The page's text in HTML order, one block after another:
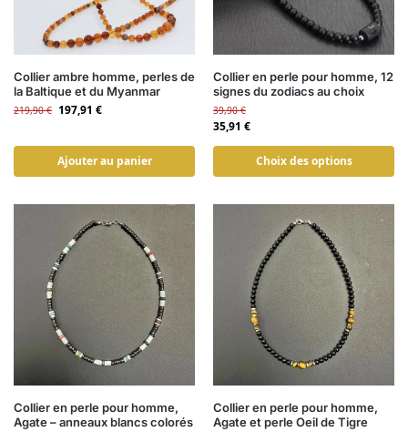
Collier ambre homme, perles de
la Baltique et du Myanmar
219,90€ 197,91 €
Ajouter au panier
Collier en perle pour homme, 12
signes du zodiacs au choix
39,90€
35,91 €
Choix des options
Collier en perle pour homme,
Agate – anneaux blancs colorés
Collier en perle pour homme,
Agate et perle Oeil de Tigre